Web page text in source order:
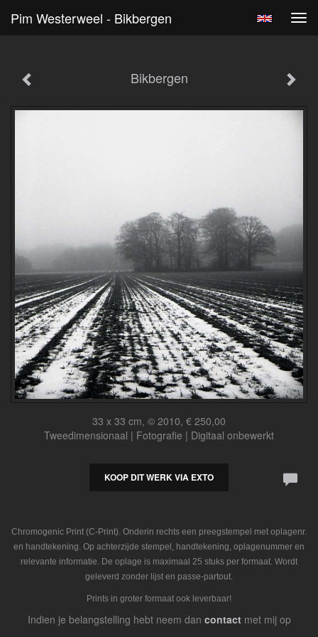
Pim Westerweel - Bikbergen
Bikbergen
33 x 33 cm, © 2010, € 250,00
Tweedimensionaal | Fotografie | Digitaal onbewerkt
KOOP DIT WERK VIA EXTO
Chromogenic Print (C-Print). Onderin rechts een preegstempel met oplagenr.
en handtekening. Op achterzijde stempel, handtekening, oplagenummer en
relevante informatie. De oplage is maximaal 25 stuks per formaat. Wordt
geleverd zonder lijst en passe-partout.
Prints in groter formaat ook leverbaar!
Indien je belangstelling hebt neem dan contactmet mij op